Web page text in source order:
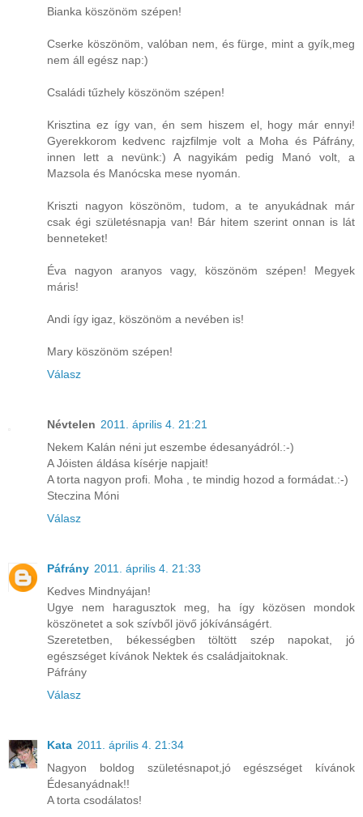
Bianka köszönöm szépen!
Cserke köszönöm, valóban nem, és fürge, mint a gyík,meg
nem áll egész nap:)
Családi tűzhely köszönöm szépen!
Krisztina ez így van, én sem hiszem el, hogy már ennyi!
Gyerekkorom kedvenc rajzfilmje volt a Moha és Páfrány,
innen lett a nevünk:) A nagyikám pedig Manó volt, a
Mazsola és Manócska mese nyomán.
Kriszti nagyon köszönöm, tudom, a te anyukádnak már
csak égi születésnapja van! Bár hitem szerint onnan is lát
benneteket!
Éva nagyon aranyos vagy, köszönöm szépen! Megyek
máris!
Andi így igaz, köszönöm a nevében is!
Mary köszönöm szépen!
Válasz
Névtelen 2011. április 4. 21:21
Nekem Kalán néni jut eszembe édesanyádról.:-)
A Jóisten áldása kísérje napjait!
A torta nagyon profi. Moha , te mindig hozod a formádat.:-)
Steczina Móni
Válasz
Páfrány 2011. április 4. 21:33
Kedves Mindnyájan!
Ugye nem haragusztok meg, ha így közösen mondok
köszönetet a sok szívből jövő jókívánságért.
Szeretetben, békességben töltött szép napokat, jó
egészséget kívánok Nektek és családjaitoknak.
Páfrány
Válasz
Kata 2011. április 4. 21:34
Nagyon boldog születésnapot,jó egészséget kívánok
Édesanyádnak!!
A torta csodálatos!